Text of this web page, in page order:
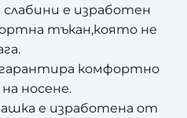
е изработен
тъкан,която не
комфортно
носене.
е изработена от